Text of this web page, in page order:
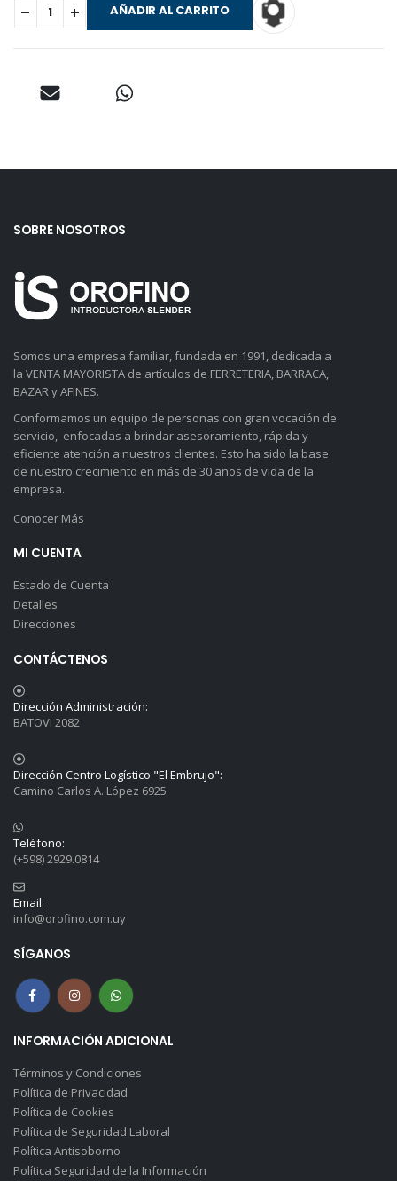
AÑADIR AL CARRITO
SOBRE NOSOTROS
Somos una empresa familiar, fundada en 1991, dedicada a
la VENTA MAYORISTA de artículos de FERRETERIA, BARRACA,
BAZAR y AFINES.
Conformamos un equipo de personas con gran vocación de
servicio, enfocadas a brindar asesoramiento, rápida y
eficiente atención a nuestros clientes. Esto ha sido la base
de nuestro crecimiento en más de 30 años de vida de la
empresa.
Conocer Más
MI CUENTA
Estado de Cuenta
Detalles
Direcciones
CONTÁCTENOS
Dirección Administración:
BATOVI 2082
Dirección Centro Logístico "El Embrujo":
Camino Carlos A. López 6925
Teléfono:
(+598) 2929.0814
Email:
info@orofino.com.uy
SÍGANOS
INFORMACIÓN ADICIONAL
Términos y Condiciones
Política de Privacidad
Política de Cookies
Política de Seguridad Laboral
Política Antisoborno
Política Seguridad de la Información